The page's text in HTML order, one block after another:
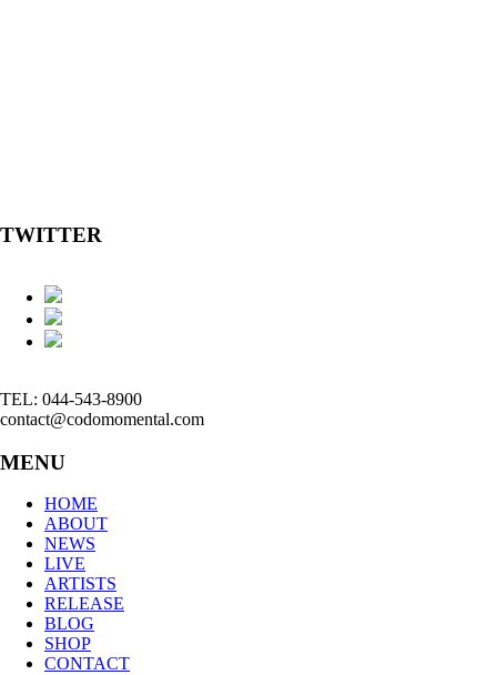
TWITTER
TEL: 044-543-8900
contact@codomomental.com
MENU
HOME
ABOUT
NEWS
LIVE
ARTISTS
RELEASE
BLOG
SHOP
CONTACT